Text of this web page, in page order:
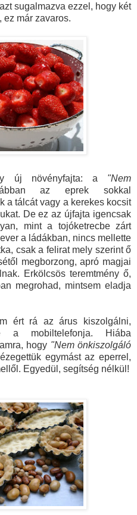
sugalmazva ezzel, hogy két
ez már zavaros.
új növényfajta: a "Nem
az eprek sokkal
a tálcát vagy a kerekes kocsit
De ez az újfajta igencsak
mint a tojóketrecbe zárt
a ládákban, nincs mellette
csak a felirat mely szerint ő
megborzong, apró magjai
Erkölcsös teremtmény ő,
megrohad, mintsem eladja
ért rá az árus kiszolgálni,
a mobiltelefonja. Hiába
hogy "Nem önkiszolgáló
egymást az eperrel,
Egyedül, segítség nélkül!